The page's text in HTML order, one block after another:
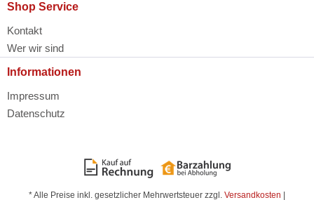
Shop Service
Kontakt
Wer wir sind
Informationen
Impressum
Datenschutz
* Alle Preise inkl. gesetzlicher Mehrwertsteuer zzgl. Versandkosten